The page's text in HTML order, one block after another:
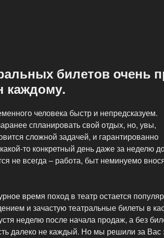
билетов очень
каждому.
человека быстр и непредсказуем.
спланировать свой отдых, но, увы,
сложной задачей, и гарантированно
то конкретный день даже за неделю
не всегда – работа, быт неминуемо
время поход в театр остается
и зачастую театральные билеты в
неделю после начала продаж, а без
далеко не каждый. Но мы решили за Вас